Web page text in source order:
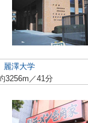
麗澤大学
3256m／41分